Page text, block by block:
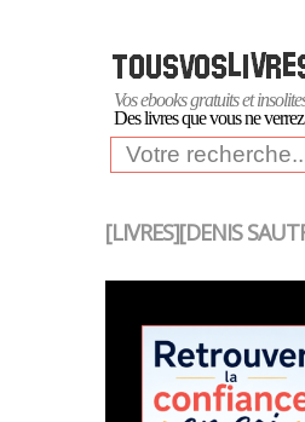
Vos ebooks gratuits et
Des livres que vous ne verrez
[LIVRES][DENIS